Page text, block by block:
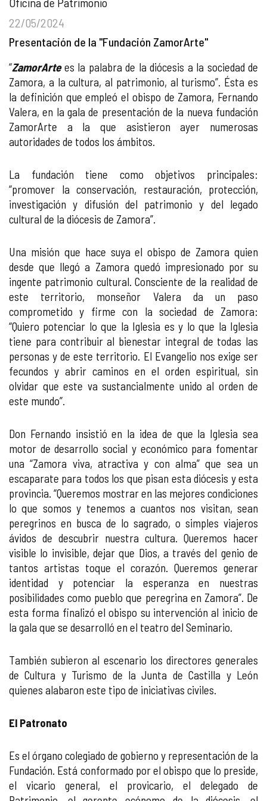
22/05/2024
Presentación de la "Fundación ZamorArte"
“ZamorArtees la palabra de la diócesis a la sociedad de
Zamora, a la cultura, al patrimonio, al turismo”. Ésta es
la definición que empleó el obispo de Zamora, Fernando
Valera, en la gala de presentación de la nueva fundación
ZamorArte a la que asistieron ayer numerosas
autoridades de todos los ámbitos.
La fundación tiene como objetivos principales:
“promover la conservación, restauración, protección,
investigación y difusión del patrimonio y del legado
cultural de la diócesis de Zamora”.
Una misión que hace suya el obispo de Zamora quien
desde que llegó a Zamora quedó impresionado por su
ingente patrimonio cultural. Consciente de la realidad de
este territorio, monseñor Valera da un paso
comprometido y firme con la sociedad de Zamora:
“Quiero potenciar lo que la Iglesia es y lo que la Iglesia
tiene para contribuir al bienestar integral de todas las
personas y de este territorio. El Evangelio nos exige ser
fecundos y abrir caminos en el orden espiritual, sin
olvidar que este va sustancialmente unido al orden de
este mundo”.
Don Fernando insistió en la idea de que la Iglesia sea
motor de desarrollo social y económico para fomentar
una “Zamora viva, atractiva y con alma” que sea un
escaparate para todos los que pisan esta diócesis y esta
provincia. “Queremos mostrar en las mejores condiciones
lo que somos y tenemos a cuantos nos visitan, sean
peregrinos en busca de lo sagrado, o simples viajeros
ávidos de descubrir nuestra cultura. Queremos hacer
visible lo invisible, dejar que Dios, a través del genio de
tantos artistas toque el corazón. Queremos generar
identidad y potenciar la esperanza en nuestras
posibilidades como pueblo que peregrina en Zamora”. De
esta forma finalizó el obispo su intervención al inicio de
la gala que se desarrolló en el teatro del Seminario.
También subieron al escenario los directores generales
de Cultura y Turismo de la Junta de Castilla y León
quienes alabaron este tipo de iniciativas civiles.
El Patronato
Es el órgano colegiado de gobierno y representación de la
Fundación. Está conformado por el obispo que lo preside,
el vicario general, el provicario, el delegado de